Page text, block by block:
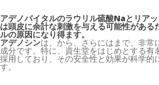
アデノバイタルのラウリル硫酸Naとリア
は頭皮に余計な刺激を与える可能性がある
ルの原因になり得ます。
アデノシンは、 から、さらにはまで、非常
成分です。特に、資生堂をはじめとする有
採用しており、その安全性と効果が科学的
す。